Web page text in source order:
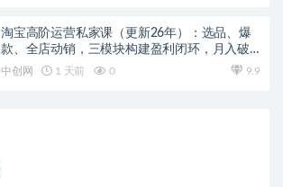
淘宝高阶运营私家课（更新26年）：选品、爆
款、全店动销，三模块构建盈利闭环，月入破5
万
中创网 1 天前 0 9.9